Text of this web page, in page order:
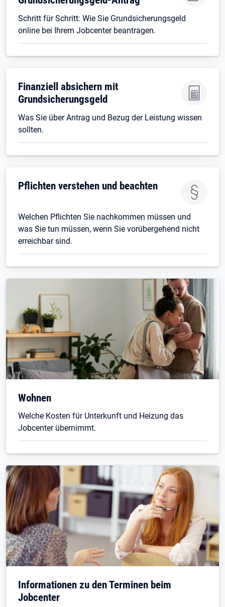
Schritt für Schritt: Wie Sie Grundsicherungsgeld
online bei Ihrem Jobcenter beantragen.
Finanziell absichern mit
Grundsicherungsgeld
Was Sie über Antrag und Bezug der Leistung wissen
sollten.
Pflichten verstehen und beachten
Welchen Pflichten Sie nachkommen müssen und
was Sie tun müssen, wenn Sie vorübergehend nicht
erreichbar sind.
Wohnen
Welche Kosten für Unterkunft und Heizung das
Jobcenter übernimmt.
Informationen zu den Terminen beim
Jobcenter